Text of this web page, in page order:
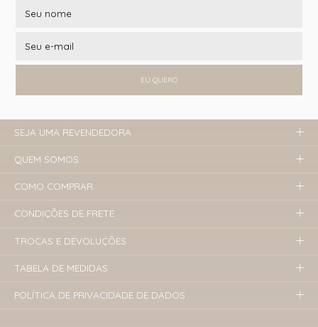
EU QUERO
SEJA UMA REVENDEDORA
QUEM SOMOS
COMO COMPRAR
CONDIÇÕES DE FRETE
TROCAS E DEVOLUÇÕES
TABELA DE MEDIDAS
POLÍTICA DE PRIVACIDADE DE DADOS